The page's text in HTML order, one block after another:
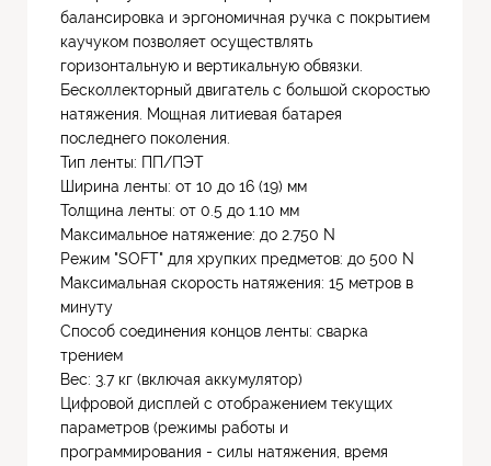
балансировка и эргономичная ручка с покрытием
каучуком позволяет осуществлять
горизонтальную и вертикальную обвязки.
Бесколлекторный двигатель с большой скоростью
натяжения. Мощная литиевая батарея
последнего поколения.
Тип ленты: ПП/ПЭТ
Ширина ленты: от 10 до 16 (19) мм
Толщина ленты: от 0.5 до 1.10 мм
Максимальное натяжение: до 2.750 N
Режим "SOFT" для хрупких предметов: до 500 N
Максимальная скорость натяжения: 15 метров в
минуту
Способ соединения концов ленты: сварка
трением
Вес: 3.7 кг (включая аккумулятор)
Цифровой дисплей с отображением текущих
параметров (режимы работы и
программирования - силы натяжения, время